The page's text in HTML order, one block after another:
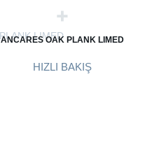
ANCARES OAK PLANK LIMED
HIZLI BAKIŞ